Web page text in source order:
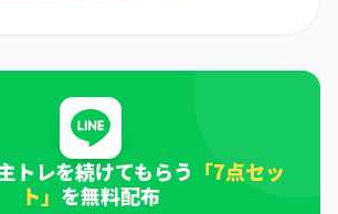
トレを続けてもらう 「7点セッ
ト」 を無料配布